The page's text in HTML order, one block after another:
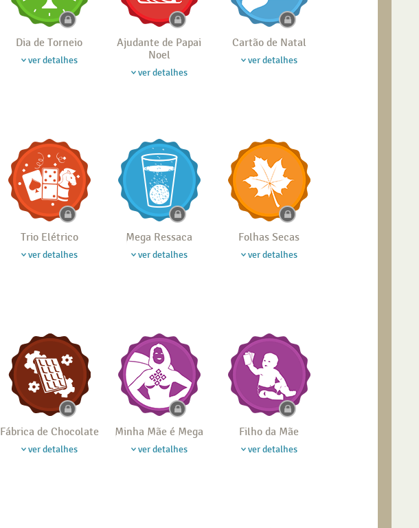
Dia de Torneio
ver detalhes
Ajudante de Papai
Noel
ver detalhes
Cartão de Natal
ver detalhes
Trio Elétrico
ver detalhes
Mega Ressaca
ver detalhes
Folhas Secas
ver detalhes
Fábrica de Chocolate
ver detalhes
Minha Mãe é Mega
ver detalhes
Filho da Mãe
ver detalhes